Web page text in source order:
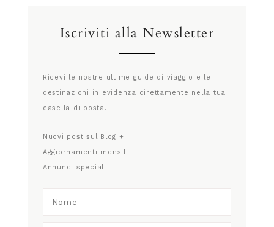
Iscriviti alla Newsletter
Ricevi le nostre ultime guide di viaggio e le
destinazioni in evidenza direttamente nella tua
casella di posta.
Nuovi post sul Blog +
Aggiornamenti mensili +
Annunci speciali